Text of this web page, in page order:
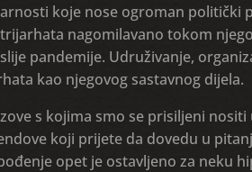
koje nose ogroman politički
nagomilavano tokom
pandemije. Udruživanje,
kao njegovog sastavnog dijela.
s kojima smo se prisiljeni
koji prijete da dovedu u
opet je ostavljeno za neku